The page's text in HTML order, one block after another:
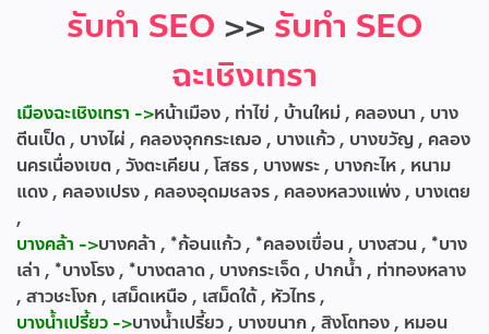
รับทำ SEO >> รับทำ SEO
ฉะเชิงเทรา
เมืองฉะเชิงเทรา ->หน้าเมือง , ท่าไข่ , บ้านใหม่ , คลองนา , บาง
ตีนเป็ด , บางไผ่ , คลองจุกกระเฌอ , บางแก้ว , บางขวัญ , คลอง
นครเนื่องเขต , วังตะเคียน , โสธร , บางพระ , บางกะไห , หนาม
แดง , คลองเปรง , คลองอุดมชลจร , คลองหลวงแพ่ง , บางเตย
,
บางคล้า ->บางคล้า , *ก้อนแก้ว , *คลองเขื่อน , บางสวน , *บาง
เล่า , *บางโรง , *บางตลาด , บางกระเจ็ด , ปากน้ำ , ท่าทองหลาง
, สาวชะโงก , เสม็ดเหนือ , เสม็ดใต้ , หัวไทร ,
บางน้ำเปรี้ยว ->บางน้ำเปรี้ยว , บางขนาก , สิงโตทอง , หมอน